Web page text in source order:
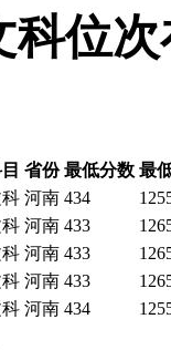
位
省份 最低分数 最
河南 434
河南 433
河南 433
河南 433
河南 434